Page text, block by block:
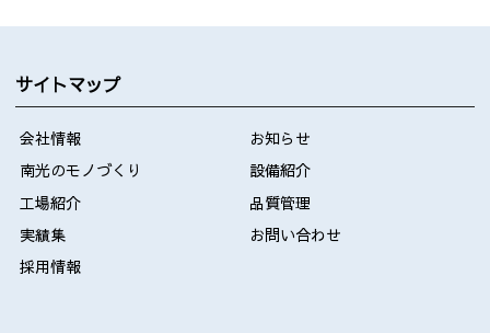
サイトマップ
会社情報
お知らせ
南光のモノづくり
設備紹介
工場紹介
品質管理
実績集
お問い合わせ
採用情報